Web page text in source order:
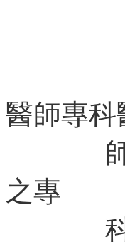
四、
非台
醫師專科
師，但
之專
科，例